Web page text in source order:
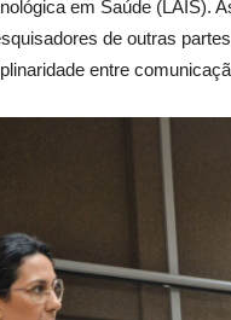
em Saúde (LAIS).
de outras
entre